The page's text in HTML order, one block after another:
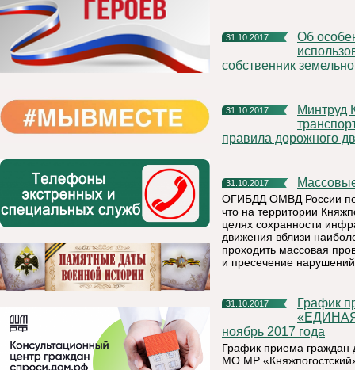
31.10.2017
Об особенностях и порядке изменения вида разрешенного
собственник
31.10.2017
Минтруд Коми: организации, которые эксплуатируют
правила дорожного
31.10.2017
ОГИБДД ОМВД России по
что на территории
целях сохранности
движения вблизи
проходить массовая
и пресечение
31.10.2017
График приема граждан депутатской группой Партии
«ЕДИНАЯ
ноябрь 2017 года
График приема
МО МР